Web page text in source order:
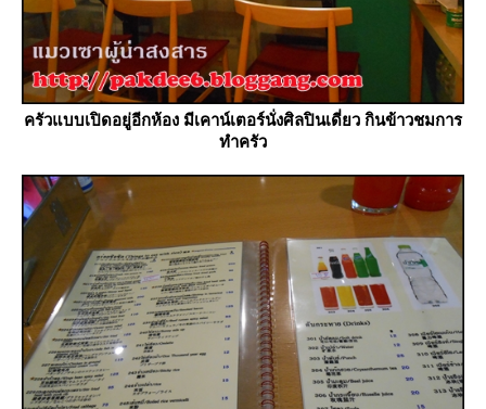
ครัวแบบเปิดอยู่อีกห้อง มีเคาน์เตอร์นั่งศิลปินเดี่ยว กินข้าวชมการ
ทำครัว